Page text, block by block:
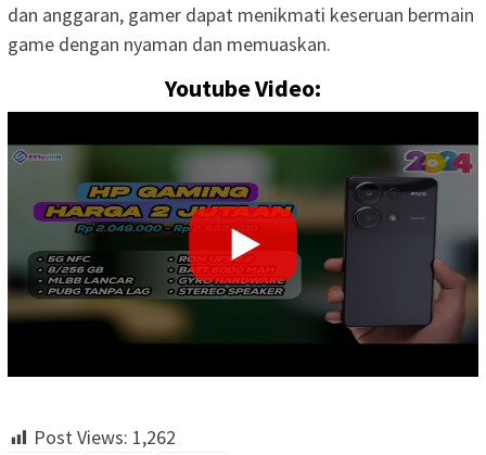
dan anggaran, gamer dapat menikmati keseruan bermain
game dengan nyaman dan memuaskan.
Youtube Video:
Post Views: 1,262